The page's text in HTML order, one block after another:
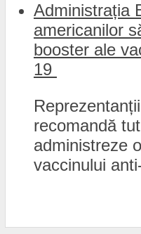
Administrația
americanilor
booster ale
19
recomandă
administreze
vaccinului